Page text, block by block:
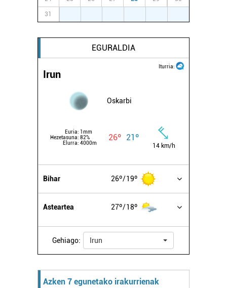
31
EGURALDIA
Iturria:
Irun
Oskarbi
Euria: 1mm
Hezetasuna: 82%
Elurra: 4000m
26º 21º
14 km/h
Bihar 26º 19º
Asteartea 27º 18º
Gehiago: Irun
Azken 7 egunetako irakurrienak